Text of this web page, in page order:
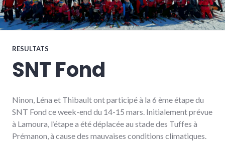
RESULTATS
SNT Fond
Ninon, Léna et Thibault ont participé à la 6 ème étape du
SNT Fond ce week-end du 14-15 mars. Initialement prévue
à Lamoura, l’étape a été déplacée au stade des Tuffes à
Prémanon, à cause des mauvaises conditions climatiques.